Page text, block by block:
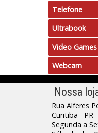
Telefone
Ultrabook
Video
Webcam
Nossa
Rua Alferes
Curitiba - PR
Segunda a